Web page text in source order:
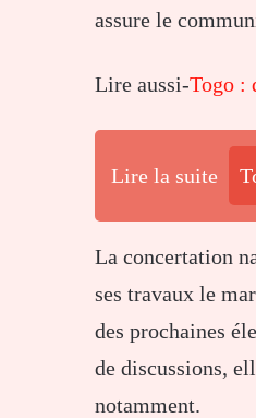
assure le
Lire aussi-Togo :
Lire la suite
La concertation
ses travaux le
des prochaines
de discussions,
notamment.